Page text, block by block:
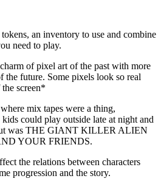
an inventory to use and combine
need to play.
of pixel art of the past with more
the future. Some pixels look so real
screen*
mix tapes were a thing,
could play outside late at night and
was THE GIANT KILLER ALIEN
YOUR FRIENDS.
the relations between characters
progression and the story.